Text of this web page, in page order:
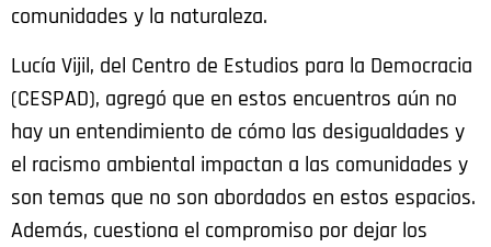
comunidades y la naturaleza.
Lucía Vijil, del Centro de Estudios para la Democracia
(CESPAD), agregó que en estos encuentros aún no
hay un entendimiento de cómo las desigualdades y
el racismo ambiental impactan a las comunidades y
son temas que no son abordados en estos espacios.
Además, cuestiona el compromiso por dejar los